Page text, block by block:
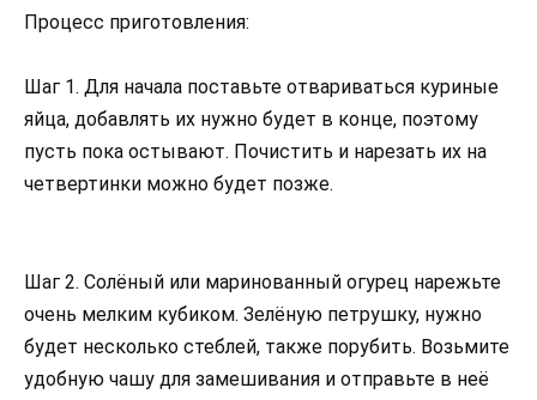
Процесс приготовления:
Шаг 1. Для начала поставьте отвариваться куриные
яйца, добавлять их нужно будет в конце, поэтому
пусть пока остывают. Почистить и нарезать их на
четвертинки можно будет позже.
Шаг 2. Солёный или маринованный огурец нарежьте
очень мелким кубиком. Зелёную петрушку, нужно
будет несколько стеблей, также порубить. Возьмите
удобную чашу для замешивания и отправьте в неё